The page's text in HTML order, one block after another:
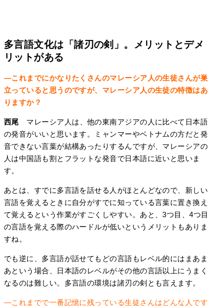
多言語文化は「諸刃の剣」。メリットとデメ
リットがある
―これまでにかなりたくさんのマレーシア人の生徒さんが巣
立っていると思うのですが、マレーシア人の生徒の特徴はあ
りますか？
西尾 マレーシア人は、他の東南アジアの人に比べて日本語
の発音がいいと思います。ミャンマーやベトナムの方だと発
音できない言葉が結構あったりするんですが、マレーシアの
人は中国語も割とフラットな発音で日本語に近いと思いま
す。
あとは、すでに多言語を話せる人がほとんどなので、新しい
言語を覚えるときに自分がすでに知っている言葉に置き換え
て覚えるという作業がすごくしやすい。あと、3つ目、4つ目
の言語を覚える際のハードルが低いというメリットもありま
すね。
でも逆に、多言語が話せてもどの言語もレベル的にはまあま
あという場合、日本語のレベルがその他の言語以上にうまく
なるのは難しい。多言語の環境は諸刃の剣とも言えます。
―これまでで一番記憶に残っている生徒さんはどんな人です